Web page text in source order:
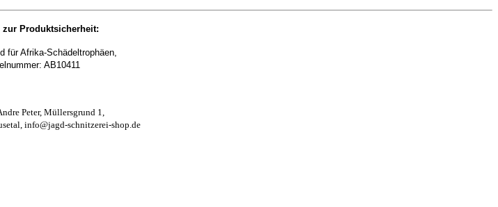
zur Produktsicherheit:
für Afrika-Schädeltrophäen,
AB10411
Peter, Müllersgrund 1,
info@jagd-schnitzerei-shop.de